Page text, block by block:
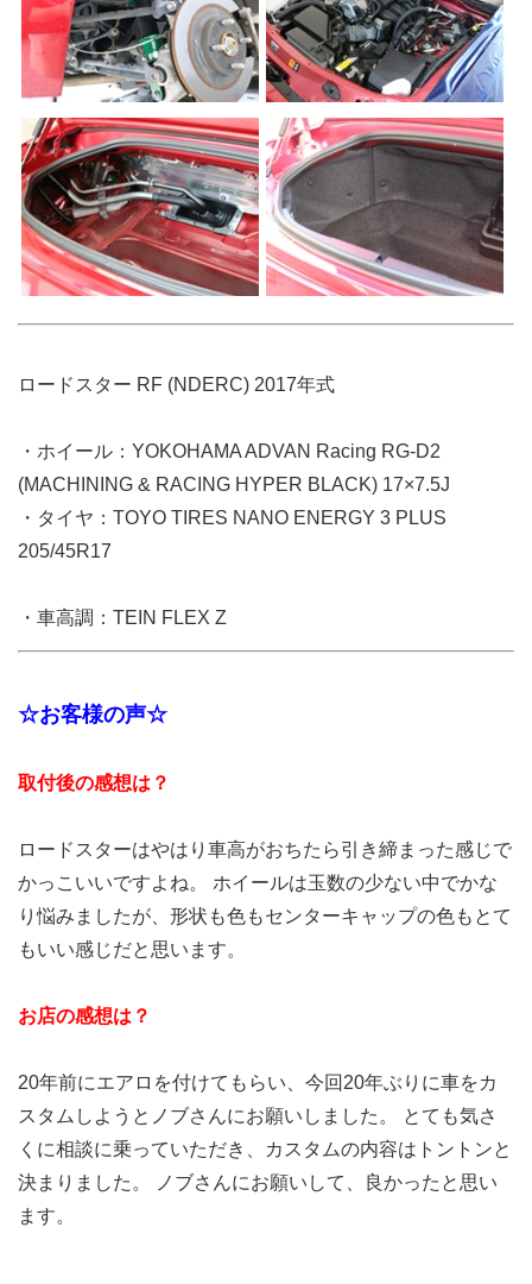
ロードスター RF (NDERC) 2017年式
・ホイール：YOKOHAMA ADVAN Racing RG-D2
(MACHINING & RACING HYPER BLACK) 17×7.5J
・タイヤ：TOYO TIRES NANO ENERGY 3 PLUS
205/45R17
・車高調：TEIN FLEX Z
☆お客様の声☆
取付後の感想は？
ロードスターはやはり車高がおちたら引き締まった感じで
かっこいいですよね。 ホイールは玉数の少ない中でかな
り悩みましたが、形状も色もセンターキャップの色もとて
もいい感じだと思います。
お店の感想は？
20年前にエアロを付けてもらい、今回20年ぶりに車をカ
スタムしようとノブさんにお願いしました。 とても気さ
くに相談に乗っていただき、カスタムの内容はトントンと
決まりました。 ノブさんにお願いして、良かったと思い
ます。